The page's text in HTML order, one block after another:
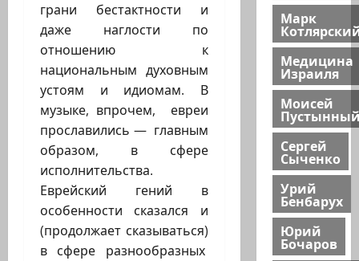
грани бестактности и
даже наглости по
отношению к
национальным духовным
устоям и идиомам. В
музыке, впрочем, евреи
прославились — главным
образом, в сфере
исполнительства.
Еврейский гений в
особенности сказался и
(продолжает сказываться)
в сфере разнообразных
Марк
Медицина
Израиля
Моисей
Сергей
Сыченко
Урий
Бенбарух
Юрий
Бочаров